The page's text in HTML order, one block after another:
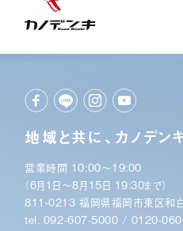
地域と共に、カノデンキ
営業時間 10:00〜19:00
（6月1日〜8月15日 19:30まで）
811-0213 福岡県福岡市東区和
tel. 092-607-5000 / 0120-